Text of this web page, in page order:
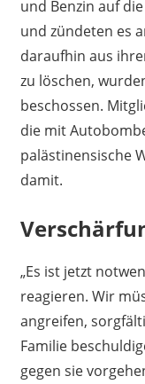
und Benzin auf
und zündeten es
daraufhin aus
zu löschen,
beschossen.
die mit
palästinensische
damit.
„Es ist jetzt
reagieren. Wir
angreifen,
Familie
gegen sie